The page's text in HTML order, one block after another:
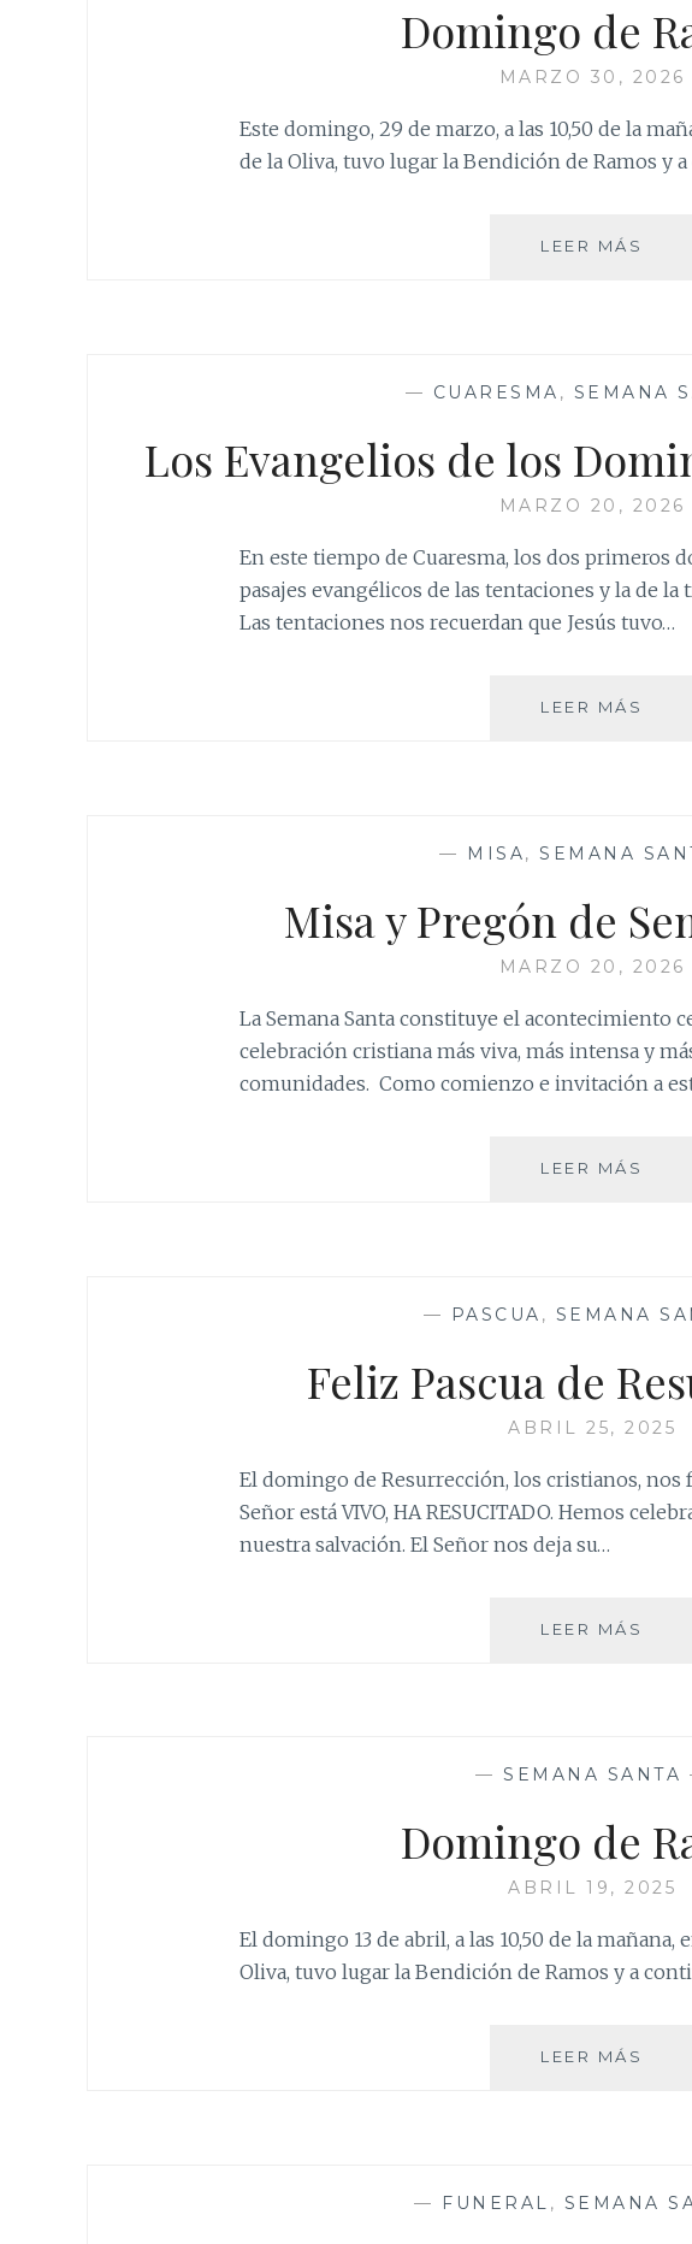
Domingo de
MARZO 30, 2026
Este domingo, 29 de marzo, a las 10,50 de la
de la Oliva, tuvo lugar la Bendición de Ramos y
LEER MÁS
— CUARESMA , SEMANA
Los Evangelios de los
MARZO 20, 2026
En este tiempo de Cuaresma, los dos primeros
pasajes evangélicos de las tentaciones y la de la
Las tentaciones nos recuerdan que Jesús tuvo…
LEER MÁS
— MISA, SEMANA
Misa y Pregón de
MARZO 20, 2026
La Semana Santa constituye el acontecimiento
celebración cristiana más viva, más intensa y
comunidades. Como comienzo e invitación a
LEER MÁS
— PASCUA , SEMANA
Feliz Pascua de
ABRIL 25, 2025
El domingo de Resurrección, los cristianos, nos
Señor está VIVO, HA RESUCITADO. Hemos
nuestra salvación. El Señor nos deja su…
LEER MÁS
— SEMANA SANTA
Domingo de
ABRIL 19, 2025
El domingo 13 de abril, a las 10,50 de la mañana,
Oliva, tuvo lugar la Bendición de Ramos y a
LEER MÁS
— FUNERAL , SEMANA